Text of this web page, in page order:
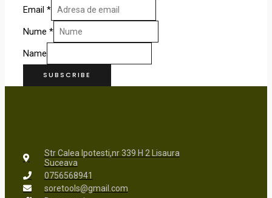
Nume *
Email *
Name
SUBSCRIBE
Str Calea Ipotesti,nr 339 H 2 Lisaura
Suceava
0756568941
soretools@gmail.com